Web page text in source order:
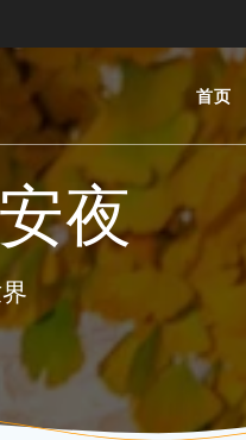
首页
夜